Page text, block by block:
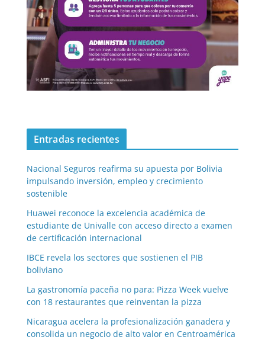
Entradas recientes
Nacional Seguros reafirma su apuesta por Bolivia
impulsando inversión, empleo y crecimiento
sostenible
Huawei reconoce la excelencia académica de
estudiante de Univalle con acceso directo a examen
de certificación internacional
IBCE revela los sectores que sostienen el PIB
boliviano
La gastronomía paceña no para: Pizza Week vuelve
con 18 restaurantes que reinventan la pizza
Nicaragua acelera la profesionalización ganadera y
consolida un negocio de alto valor en Centroamérica